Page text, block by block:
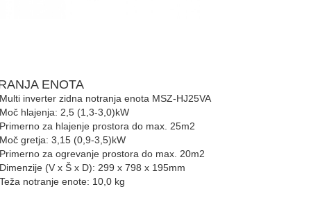
ENOTA
Multi inverter zidna notranja enota MSZ-HJ25VA
Moč hlajenja: 2,5 (1,3-3,0)kW
Primerno za hlajenje prostora do max. 25m2
Moč gretja: 3,15 (0,9-3,5)kW
Primerno za ogrevanje prostora do max. 20m2
Dimenzije (V x Š x D): 299 x 798 x 195mm
Teža notranje enote: 10,0 kg